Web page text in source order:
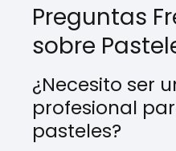
Preguntas
sobre
¿Necesito ser
profesional
pasteles?